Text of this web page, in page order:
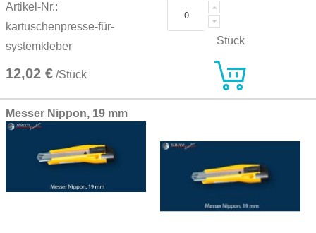
Artikel-Nr.:
kartuschenpresse-für-
systemkleber
12,02 € /Stück
Stück
Messer Nippon, 19 mm